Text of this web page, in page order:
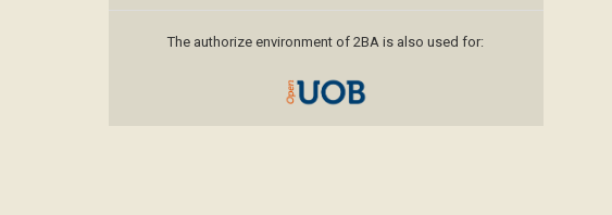
The authorize environment of 2BA is also used for: